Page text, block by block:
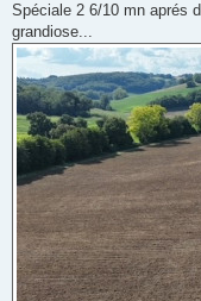
Spéciale 2 6/10 mn aprés
grandiose...